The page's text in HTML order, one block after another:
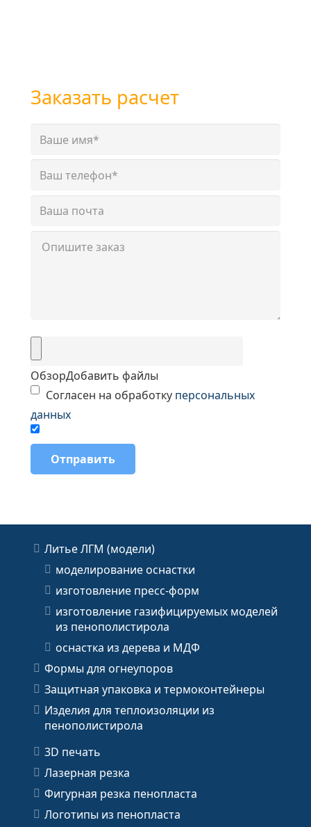
Заказать расчет
ОбзорДобавить файлы
Согласен на обработку персональных
данных
Литье ЛГМ (модели)
моделирование оснастки
изготовление пресс-форм
изготовление газифицируемых моделей
из пенополистирола
оснастка из дерева и МДФ
Формы для огнеупоров
Защитная упаковка и термоконтейнеры
Изделия для теплоизоляции из
пенополистирола
3D печать
Лазерная резка
Фигурная резка пенопласта
Логотипы из пенопласта